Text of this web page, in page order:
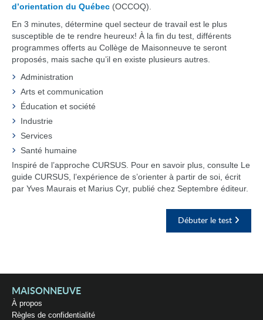
d’orientation du Québec (OCCOQ).
En 3 minutes, détermine quel secteur de travail est le plus
susceptible de te rendre heureux! À la fin du test, différents
programmes offerts au Collège de Maisonneuve te seront
proposés, mais sache qu’il en existe plusieurs autres.
Administration
Arts et communication
Éducation et société
Industrie
Services
Santé humaine
Inspiré de l’approche CURSUS. Pour en savoir plus, consulte Le
guide CURSUS, l’expérience de s’orienter à partir de soi, écrit
par Yves Maurais et Marius Cyr, publié chez Septembre éditeur.
Débuter le test
MAISONNEUVE
À propos
Règles de confidentialité